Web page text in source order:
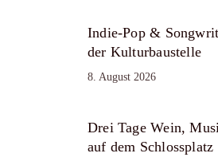
Indie-Pop &
der Kulturbaustelle
8. August 2026
Drei Tage Wein,
auf dem Schlossplatz